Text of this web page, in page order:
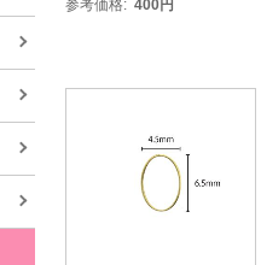
参考価格 400円